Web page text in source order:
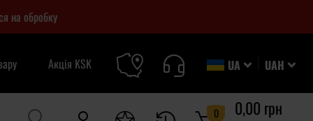
на обробку
UAH
UA
Акція KSK
0 0,00 грн